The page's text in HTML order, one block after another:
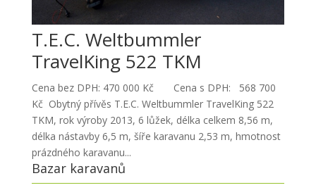
T.E.C. Weltbummler
TravelKing 522 TKM
Cena bez DPH: 470 000 Kč Cena s DPH: 568 700
Kč Obytný přívěs T.E.C. Weltbummler TravelKing 522
TKM, rok výroby 2013, 6 lůžek, délka celkem 8,56 m,
délka nástavby 6,5 m, šíře karavanu 2,53 m, hmotnost
prázdného karavanu...
Bazar karavanů